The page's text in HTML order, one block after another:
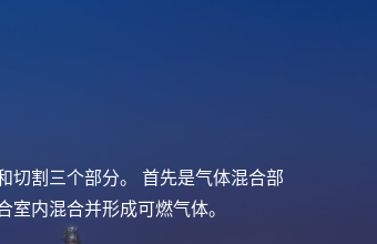
切割三个部分。 首先是气体混合部
内混合并形成可燃气体。